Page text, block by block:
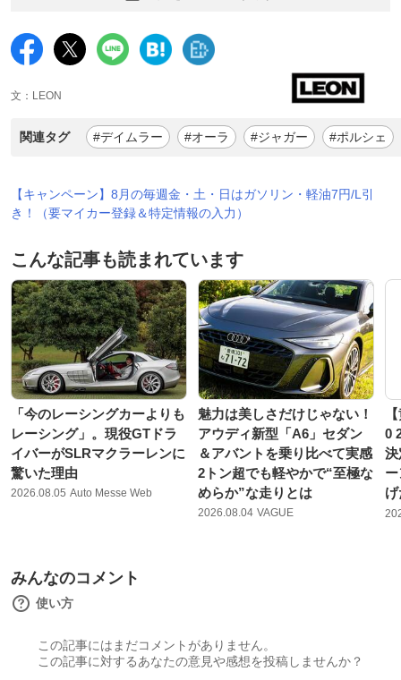
文：LEON
関連タグ #デイムラー #オーラ #ジャガー #ポルシェ
【キャンペーン】8月の毎週金・土・日はガソリン・軽油7円/L引
き！（要マイカー登録＆特定情報の入力）
こんな記事も読まれています
「今のレーシングカーよりも
レーシング」。現役GTドラ
イバーがSLRマクラーレンに
驚いた理由
2026.08.05 Auto Messe Web
魅力は美しさだけじゃない！
アウディ新型「A6」セダン
＆アバントを乗り比べて実感
2トン超でも軽やかで“至極な
めらか”な走りとは
2026.08.04 VAGUE
0
みんなのコメント
使い方
この記事にはまだコメントがありません。
この記事に対するあなたの意見や感想を投稿しませんか？